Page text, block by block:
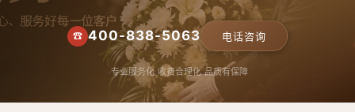
☎ 400-838-5063 电话咨询
专业服务化 收费合理化 品质有保障